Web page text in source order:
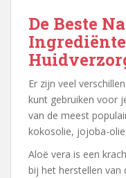
De Beste
Er zijn veel
kunt gebruiken voor
van de meest
kokosolie, jojoba-
Aloë vera is een
bij het herstellen van